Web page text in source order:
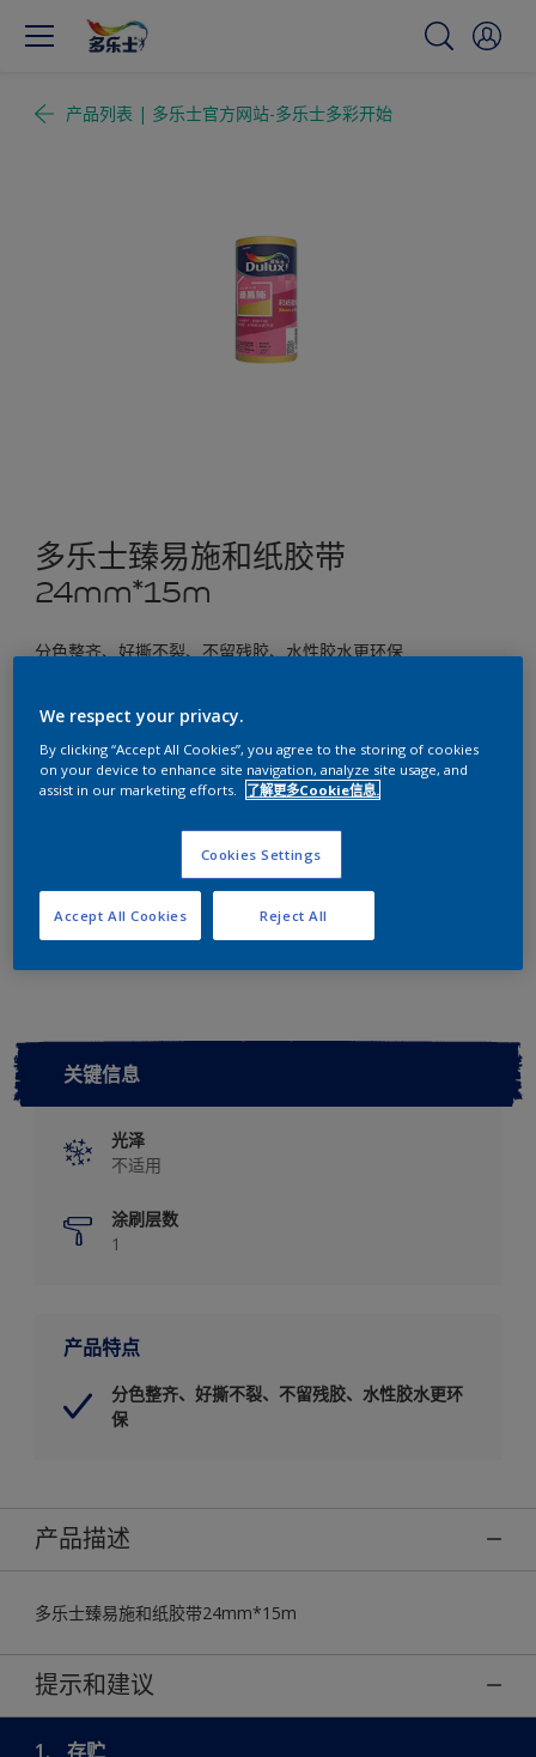
产品列表 | 多乐士官方网站-多乐士多彩开始
多乐士臻易施和纸胶带
24mm*15m
分色整齐、好撕不裂、不留残胶、水性胶水更环保
24mm*15m
数量
关键信息
光泽
不适用
涂刷层数
1
产品特点
分色整齐、好撕不裂、不留残胶、水性胶水更环
保
产品描述
多乐士臻易施和纸胶带24mm*15m
提示和建议
1. 存贮
We respect your privacy.
By clicking “Accept All Cookies”, you agree to the storing of cookies
on your device to enhance site navigation, analyze site usage, and
assist in our marketing efforts.
了解更多Cookie信息.
Cookies Settings
Reject All
Accept All Cookies